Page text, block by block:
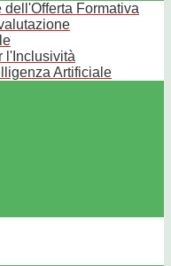
Formativa
l'Inclusività
Artificiale